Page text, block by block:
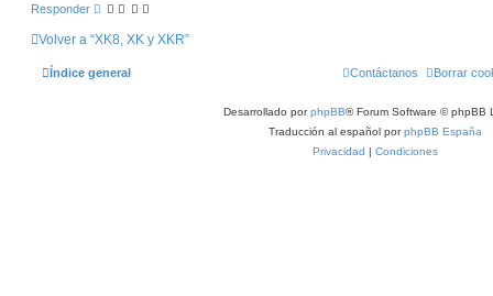
Responder
Volver a “XK8, XK y XKR”
Índice general Borrar
Contáctanos
Desarrollado porphpBB® Forum Software © phpBB
Traducción al español porphpBB España
Privacidad | Condiciones